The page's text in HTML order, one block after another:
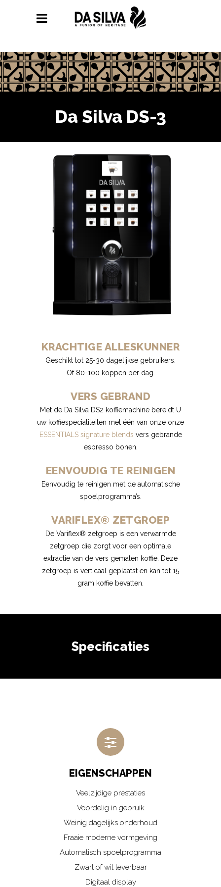
Da Silva DS-3
KRACHTIGE ALLESKUNNER
Geschikt tot 25-30 dagelijkse gebruikers.
Of 80-100 koppen per dag.
VERS GEBRAND
Met de Da Silva DS2 koffiemachine bereidt U
uw koffiespecialiteiten met één van onze onze
ESSENTIALS signature blends vers gebrande
espresso bonen.
EENVOUDIG TE REINIGEN
Eenvoudig te reinigen met de automatische
spoelprogramma’s.
VARIFLEX® ZETGROEP
De Variflex® zetgroep is een verwarmde
zetgroep die zorgt voor een optimale
extractie van de vers gemalen koffie. Deze
zetgroep is verticaal geplaatst en kan tot 15
gram koffie bevatten.
Specificaties
EIGENSCHAPPEN
Veelzijdige prestaties
Voordelig in gebruik
Weinig dagelijks onderhoud
Fraaie moderne vormgeving
Automatisch spoelprogramma
Zwart of wit leverbaar
Digitaal display